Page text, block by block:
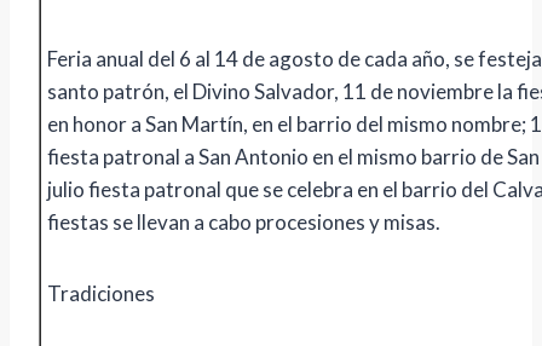
Feria anual del 6 al 14 de agosto de cada año, se
santo patrón, el Divino Salvador, 11 de noviembre la
en honor a San Martín, en el barrio del mismo nombre;
fiesta patronal a San Antonio en el mismo barrio de
julio fiesta patronal que se celebra en el barrio del
fiestas se llevan a cabo procesiones y misas.
Tradiciones